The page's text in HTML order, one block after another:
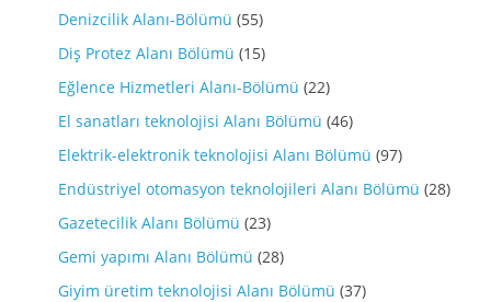
Denizcilik Alanı-Bölümü (55)
Diş Protez Alanı Bölümü (15)
Eğlence Hizmetleri Alanı-Bölümü (22)
El sanatları teknolojisi Alanı Bölümü (46)
Elektrik-elektronik teknolojisi Alanı Bölümü (97)
Endüstriyel otomasyon teknolojileri Alanı Bölümü (28)
Gazetecilik Alanı Bölümü (23)
Gemi yapımı Alanı Bölümü (28)
Giyim üretim teknolojisi Alanı Bölümü (37)